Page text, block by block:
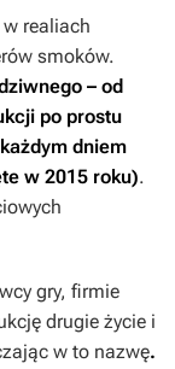
realiach
smoków.
– od
po prostu
dniem
w 2015 roku).
gry, firmie
drugie życie i
w to nazwę.